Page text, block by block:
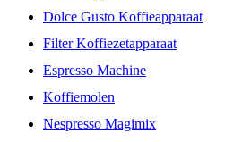
Dolce Gusto Koffieapparaat
Filter Koffiezetapparaat
Espresso Machine
Koffiemolen
Nespresso Magimix